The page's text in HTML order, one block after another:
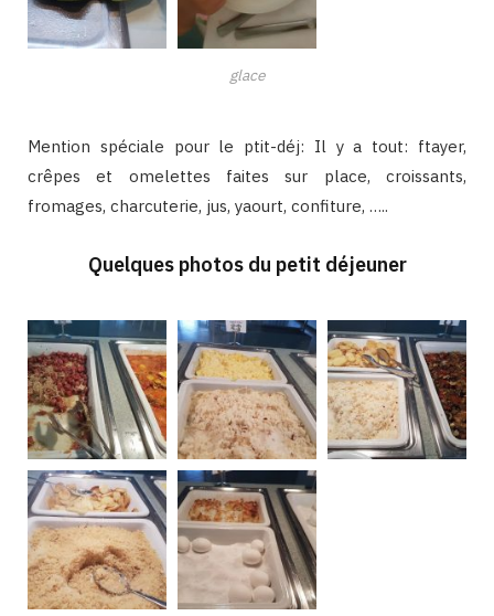
glace
Mention spéciale pour le ptit-déj: Il y a tout: ftayer,
crêpes et omelettes faites sur place, croissants,
fromages, charcuterie, jus, yaourt, confiture, …..
Quelques photos du petit déjeuner